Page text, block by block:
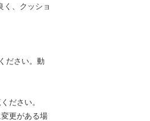
く、クッショ
ださい。動
ださい。
更がある場